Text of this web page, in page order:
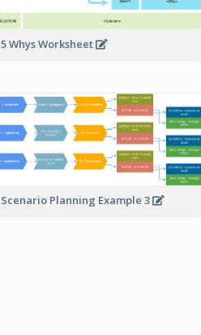
5 Whys Worksheet
Scenario Planning Example 3